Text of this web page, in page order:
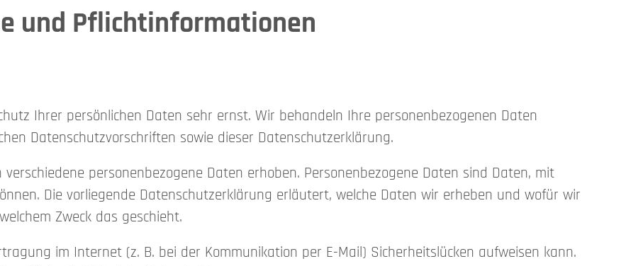
und Pflicht­informationen
Ihrer persönlichen Daten sehr ernst. Wir behandeln Ihre personenbezogenen Daten
Datenschutzvorschriften sowie dieser Datenschutzerklärung.
personenbezogene Daten erhoben. Personenbezogene Daten sind Daten, mit
Die vorliegende Datenschutzerklärung erläutert, welche Daten wir erheben und wofür wir
Zweck das geschieht.
im Internet (z. B. bei der Kommunikation per E-Mail) Sicherheitslücken aufweisen kann.